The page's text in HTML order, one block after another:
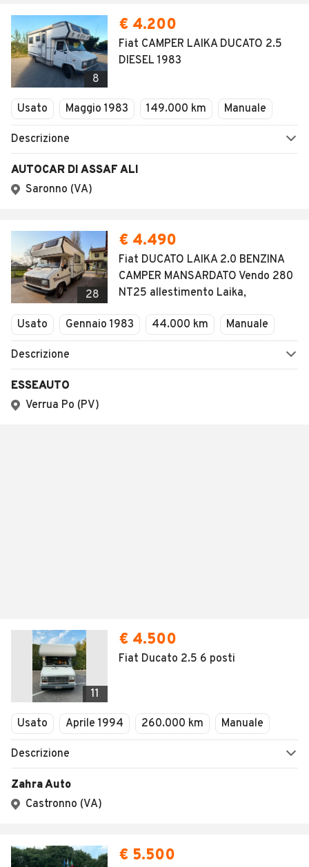
8
€ 4.200
Fiat CAMPER LAIKA DUCATO 2.5
DIESEL 1983
Usato Maggio 1983 149.000 km Manuale
Descrizione
AUTOCAR DI ASSAF ALI
Saronno (VA)
28
€ 4.490
Fiat DUCATO LAIKA 2.0 BENZINA
CAMPER MANSARDATO Vendo 280
NT25 allestimento Laika,
Usato Gennaio 1983 44.000 km Manuale
Descrizione
ESSEAUTO
Verrua Po (PV)
11
€ 4.500
Fiat Ducato 2.5 6 posti
Usato Aprile 1994 260.000 km Manuale
Descrizione
Zahra Auto
Castronno (VA)
€ 5.500